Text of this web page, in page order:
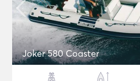
Joker 580 Coaster